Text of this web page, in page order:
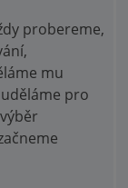
probereme,
mu
pro